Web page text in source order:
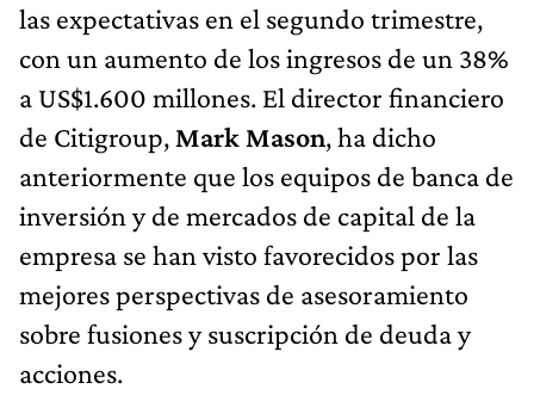
las expectativas en el segundo trimestre,
con un aumento de los ingresos de un 38%
a US$1.600 millones. El director financiero
de Citigroup, Mark Mason, ha dicho
anteriormente que los equipos de banca de
inversión y de mercados de capital de la
empresa se han visto favorecidos por las
mejores perspectivas de asesoramiento
sobre fusiones y suscripción de deuda y
acciones.